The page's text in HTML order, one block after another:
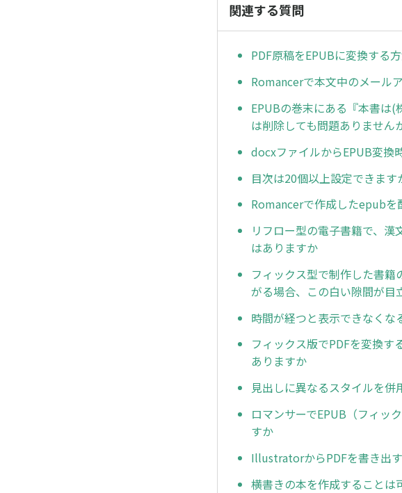
関連する質問
PDF原稿をEPUBに変換する
Romancerで本文中のメール
EPUBの巻末にある『本書は
は削除しても問題ありません
docxファイルからEPUB変換
目次は20個以上設定できます
Romancerで作成したepubを
リフロー型の電子書籍で、
はありますか
フィックス型で制作した書
がる場合、この白い隙間が目
時間が経つと表示できなくな
フィックス版でPDFを変換
ありますか
見出しに異なるスタイルを併
ロマンサーでEPUB（フィッ
すか
IllustratorからPDFを書き出
横書きの本を作成することは